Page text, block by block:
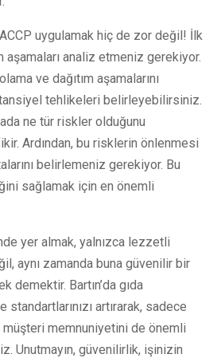
uygulamak hiç de zor değil! İlk
analiz etmeniz gerekiyor.
ve dağıtım aşamalarını
tehlikeleri belirleyebilirsiniz.
ne tür riskler olduğunu
Ardından, bu risklerin önlenmesi
belirlemeniz gerekiyor. Bu
sağlamak için en önemli
yer almak, yalnızca lezzetli
aynı zamanda buna güvenilir bir
demektir. Bartın’da gıda
artırarak, sadece
müşteri memnuniyetini de önemli
Unutmayın, güvenilirlik, işinizin